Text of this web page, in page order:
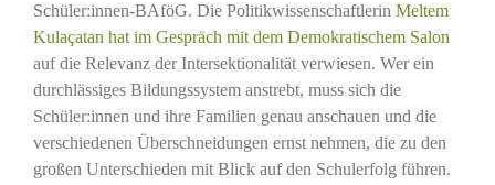
Schüler:innen-BAföG. Die Politikwissenschaftlerin Meltem
Kulaçatan hat im Gespräch mit dem Demokratischem Salon
auf die Relevanz der Intersektionalität verwiesen. Wer ein
durchlässiges Bildungssystem anstrebt, muss sich die
Schüler:innen und ihre Familien genau anschauen und die
verschiedenen Überschneidungen ernst nehmen, die zu den
großen Unterschieden mit Blick auf den Schulerfolg führen.